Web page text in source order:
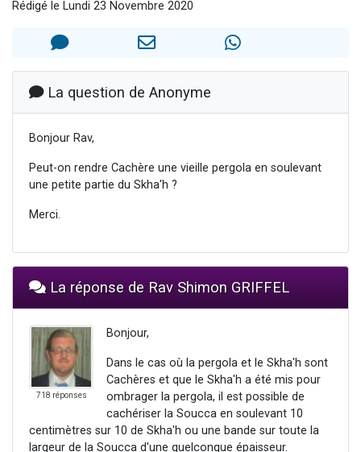
Il reste 49 places pour étudier en groupe sur Zoom
Nathaniel vient de donner son Maasser
4 personnes viennent de nous rejoindre sur WhatsApp
Rédigé le Lundi 23 Novembre 2020
La question de Anonyme
Bonjour Rav,
Peut-on rendre Cachère une vieille pergola en soulevant
une petite partie du Skha'h ?
Merci.
La réponse de Rav Shimon GRIFFEL
718 réponses
Bonjour,
Dans le cas où la pergola et le Skha'h sont
Cachères et que le Skha'h a été mis pour
ombrager la pergola, il est possible de
cachériser la Soucca en soulevant 10
centimètres sur 10 de Skha'h ou une bande sur toute la
largeur de la Soucca d'une quelconque épaisseur.